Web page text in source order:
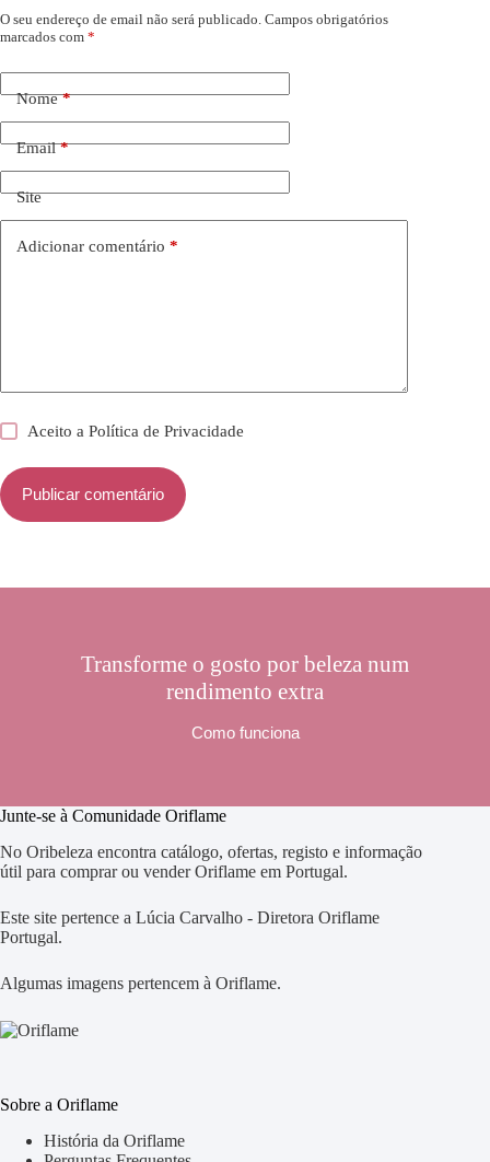
O seu endereço de email não será publicado. Campos obrigatórios
marcados com *
Nome*
Email*
Site
Adicionar comentário *
Aceito aPolítica de Privacidade
Publicar comentário
Transforme o gosto por beleza num
rendimento extra
Como funciona
Junte-se à Comunidade Oriflame
No Oribeleza encontra catálogo, ofertas, registo e informação
útil para comprar ou vender Oriflame em Portugal.
Este site pertence a Lúcia Carvalho - Diretora Oriflame
Portugal.
Algumas imagens pertencem à Oriflame.
Sobre a Oriflame
História da Oriflame